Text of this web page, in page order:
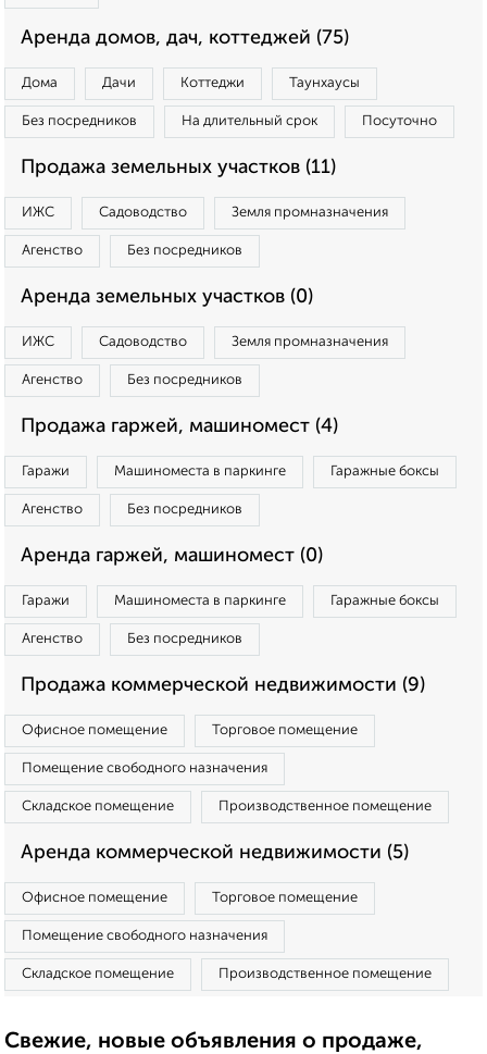
Аренда домов, дач, коттеджей (75)
Дома Дачи Коттеджи Таунхаусы
Без посредников На длительный срок Посуточно
Продажа земельных участков (11)
ИЖС Садоводство Земля промназначения
Агенство Без посредников
Аренда земельных участков (0)
ИЖС Садоводство Земля промназначения
Агенство Без посредников
Продажа гаржей, машиномест (4)
Гаражи Машиноместа в паркинге Гаражные боксы
Агенство Без посредников
Аренда гаржей, машиномест (0)
Гаражи Машиноместа в паркинге Гаражные боксы
Агенство Без посредников
Продажа коммерческой недвижимости (9)
Офисное помещение Торговое помещение
Помещение свободного назначения
Складское помещение Производственное помещение
Аренда коммерческой недвижимости (5)
Офисное помещение Торговое помещение
Помещение свободного назначения
Складское помещение Производственное помещение
Свежие, новые объявления о продаже,